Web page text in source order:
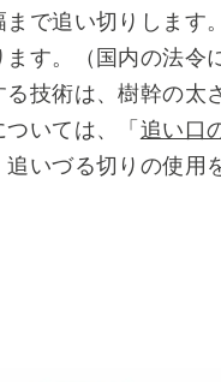
まで追い切りします
ます。（国内の法令
る技術は、樹幹の太
いては、「 追い口
いづる切りの使用